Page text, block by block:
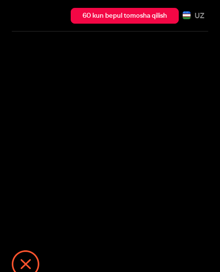
60 kun bepul tomosha qilish UZ